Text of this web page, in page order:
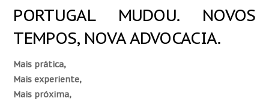
PORTUGAL MUDOU. NOVOS
TEMPOS, NOVA ADVOCACIA.
Mais prática,
Mais experiente,
Mais próxima,